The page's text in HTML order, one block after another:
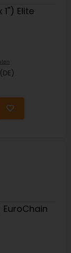
Elite
EuroChain